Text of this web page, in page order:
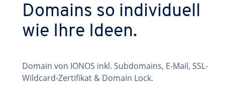
Domains so individuell
wie Ihre Ideen.
Domain von IONOS inkl. Subdomains, E-Mail, SSL-
Wildcard-Zertifikat & Domain Lock.